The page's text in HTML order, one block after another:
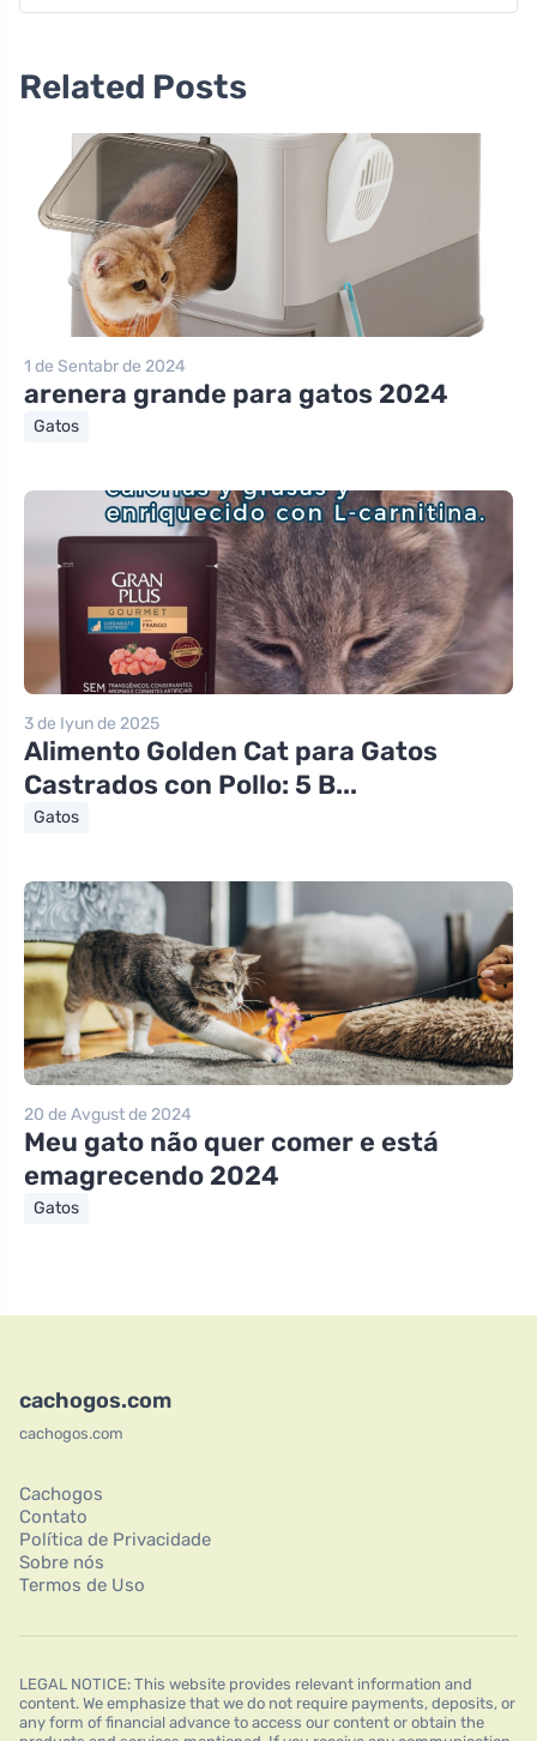
Related Posts
1 de Sentabr de 2024
arenera grande para gatos 2024
Gatos
3 de Iyun de 2025
Alimento Golden Cat para Gatos
Castrados con Pollo: 5 B...
Gatos
20 de Avgust de 2024
Meu gato não quer comer e está
emagrecendo 2024
Gatos
cachogos.com
cachogos.com
Cachogos
Contato
Política de Privacidade
Sobre nós
Termos de Uso
LEGAL NOTICE: This website provides relevant information and
content. We emphasize that we do not require payments, deposits, or
any form of financial advance to access our content or obtain the